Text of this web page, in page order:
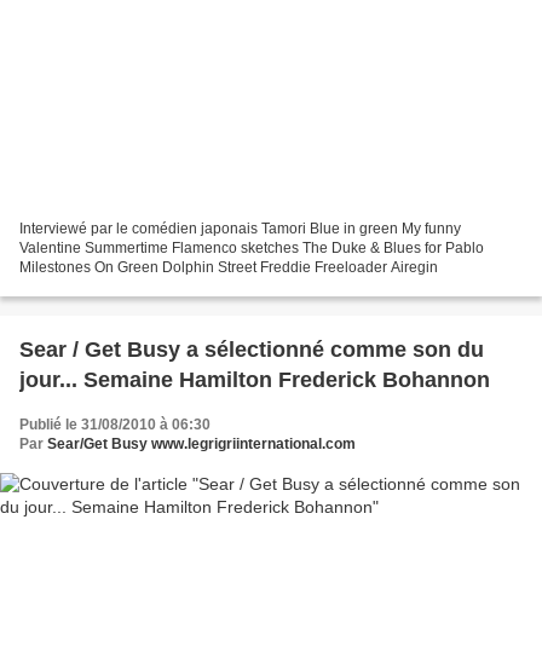
Interviewé par le comédien japonais Tamori Blue in green My funny
Valentine Summertime Flamenco sketches The Duke & Blues for Pablo
Milestones On Green Dolphin Street Freddie Freeloader Airegin
Sear / Get Busy a sélectionné comme son du
jour... Semaine Hamilton Frederick Bohannon
Publié le 31/08/2010 à 06:30
Par Sear/Get Busy www.legrigriinternational.com